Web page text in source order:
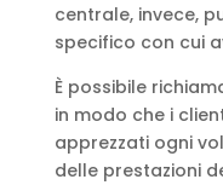
centrale, invece,
specifico con cui
È possibile
in modo che i
apprezzati ogni
delle prestazioni